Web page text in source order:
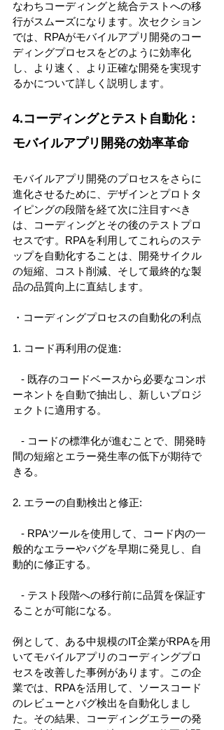
なわちコーディングと統合テストへの移
行がスムーズになります。次セクション
では、RPAがモバイルアプリ開発のコー
ディングプロセスをどのように効率化
し、より速く、より正確な開発を実現す
るかについて詳しく説明します。
4.コーディングとテスト自動化：
モバイルアプリ開発の効率革命
モバイルアプリ開発のプロセスをさらに
進化させるために、デザインとプロトタ
イピングの段階を経て次に注目すべき
は、コーディングとその後のテストプロ
セスです。RPAを利用してこれらのステ
ップを自動化することは、開発サイクル
の短縮、コスト削減、そして最終的な製
品の品質向上に直結します。
・コーディングプロセスの自動化の利点
1. コード再利用の促進:
- 既存のコードベースから必要なコンポ
ーネントを自動で抽出し、新しいプロジ
ェクトに適用する。
- コードの標準化が進むことで、開発時
間の短縮とエラー発生率の低下が期待で
きる。
2. エラーの自動検出と修正:
- RPAツールを使用して、コード内の一
般的なエラーやバグを早期に発見し、自
動的に修正する。
- テスト段階への移行前に品質を保証す
ることが可能になる。
例として、ある中規模のIT企業がRPAを用
いてモバイルアプリのコーディングプロ
セスを改善した事例があります。この企
業では、RPAを活用して、ソースコード
のレビューとバグ検出を自動化しまし
た。その結果、コーディングエラーの発